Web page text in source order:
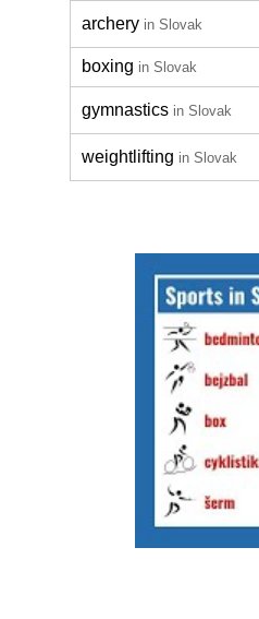
archery in Slovak
boxing in Slovak
gymnastics in Slovak
weightlifting in Slovak